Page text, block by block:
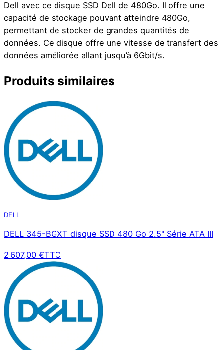
Dell avec ce disque SSD Dell de 480Go. Il offre une
capacité de stockage pouvant atteindre 480Go,
permettant de stocker de grandes quantités de
données. Ce disque offre une vitesse de transfert des
données améliorée allant jusqu’à 6Gbit/s.
Produits similaires
DELL
DELL 345-BGXT disque SSD 480 Go 2.5" Série ATA III
2 607,00 €TTC